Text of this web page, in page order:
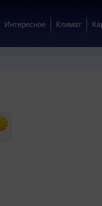
Интересное Климат